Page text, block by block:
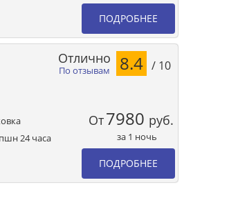
ПОДРОБНЕЕ
24 часа
По отзывам
Отлично 8.4 / 10
От7980 руб.
за 1 ночь
ПОДРОБНЕЕ